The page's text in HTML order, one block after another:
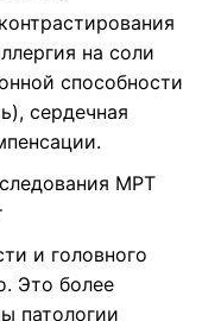
на соли
способности
сердечная
МРТ
и головного
Это более
патологии